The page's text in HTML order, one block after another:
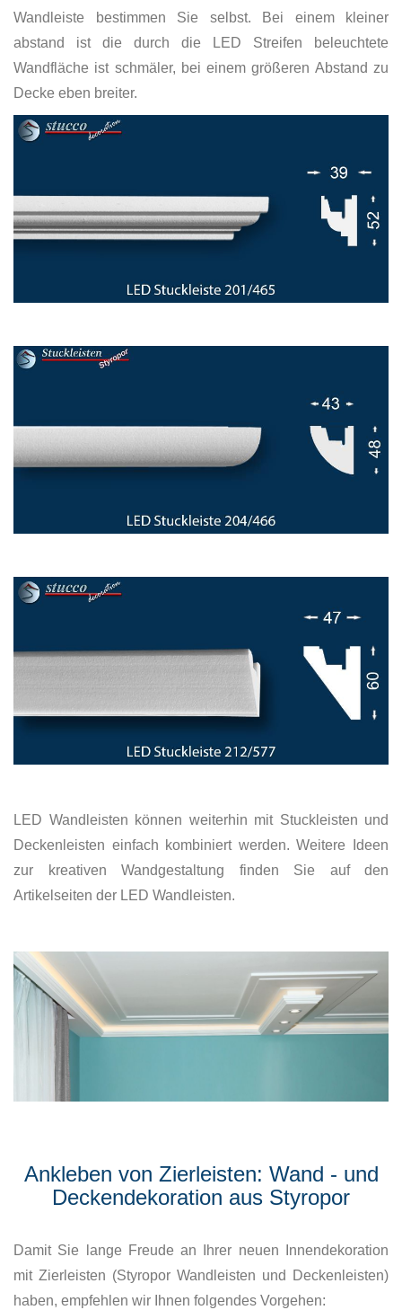
Wandleiste bestimmen Sie selbst. Bei einem kleiner
abstand ist die durch die LED Streifen beleuchtete
Wandfläche ist schmäler, bei einem größeren Abstand zu
Decke eben breiter.
LED Wandleisten können weiterhin mit Stuckleisten und
Deckenleisten einfach kombiniert werden. Weitere Ideen
zur kreativen Wandgestaltung finden Sie auf den
Artikelseiten der LED Wandleisten.
Ankleben von Zierleisten: Wand - und
Deckendekoration aus Styropor
Damit Sie lange Freude an Ihrer neuen Innendekoration
mit Zierleisten (Styropor Wandleisten und Deckenleisten)
haben, empfehlen wir Ihnen folgendes Vorgehen: